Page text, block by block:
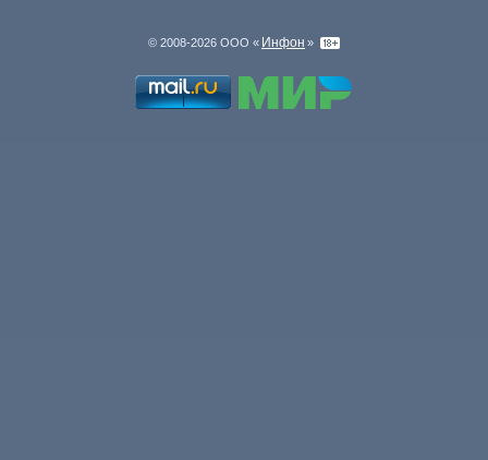
© 2008-2026 ООО « Инфон »